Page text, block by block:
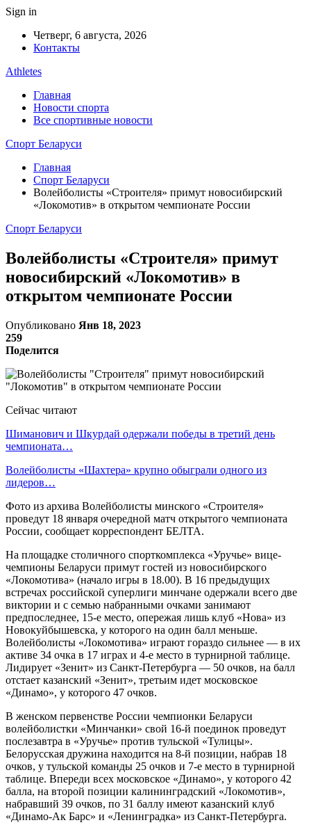
Sign in
Четверг, 6 августа, 2026
Контакты
Athletes
Главная
Новости спорта
Все спортивные новости
Спорт Беларуси
Главная
Спорт Беларуси
Волейболисты «Строителя» примут новосибирский
«Локомотив» в открытом чемпионате России
Спорт Беларуси
Волейболисты «Строителя» примут
новосибирский «Локомотив» в
открытом чемпионате России
Опубликовано Янв 18, 2023
259
Поделится
Сейчас читают
Шиманович и Шкурдай одержали победы в третий день
чемпионата…
Волейболисты «Шахтера» крупно обыграли одного из
лидеров…
Фото из архива Волейболисты минского «Строителя»
проведут 18 января очередной матч открытого чемпионата
России, сообщает корреспондент БЕЛТА.
На площадке столичного спорткомплекса «Уручье» вице-
чемпионы Беларуси примут гостей из новосибирского
«Локомотива» (начало игры в 18.00). В 16 предыдущих
встречах российской суперлиги минчане одержали всего две
виктории и с семью набранными очками занимают
предпоследнее, 15-е место, опережая лишь клуб «Нова» из
Новокуйбышевска, у которого на один балл меньше.
Волейболисты «Локомотива» играют гораздо сильнее — в их
активе 34 очка в 17 играх и 4-е место в турнирной таблице.
Лидирует «Зенит» из Санкт-Петербурга — 50 очков, на балл
отстает казанский «Зенит», третьим идет московское
«Динамо», у которого 47 очков.
В женском первенстве России чемпионки Беларуси
волейболистки «Минчанки» свой 16-й поединок проведут
послезавтра в «Уручье» против тульской «Тулицы».
Белорусская дружина находится на 8-й позиции, набрав 18
очков, у тульской команды 25 очков и 7-е место в турнирной
таблице. Впереди всех московское «Динамо», у которого 42
балла, на второй позиции калининградский «Локомотив»,
набравший 39 очков, по 31 баллу имеют казанский клуб
«Динамо-Ак Барс» и «Ленинградка» из Санкт-Петербурга.